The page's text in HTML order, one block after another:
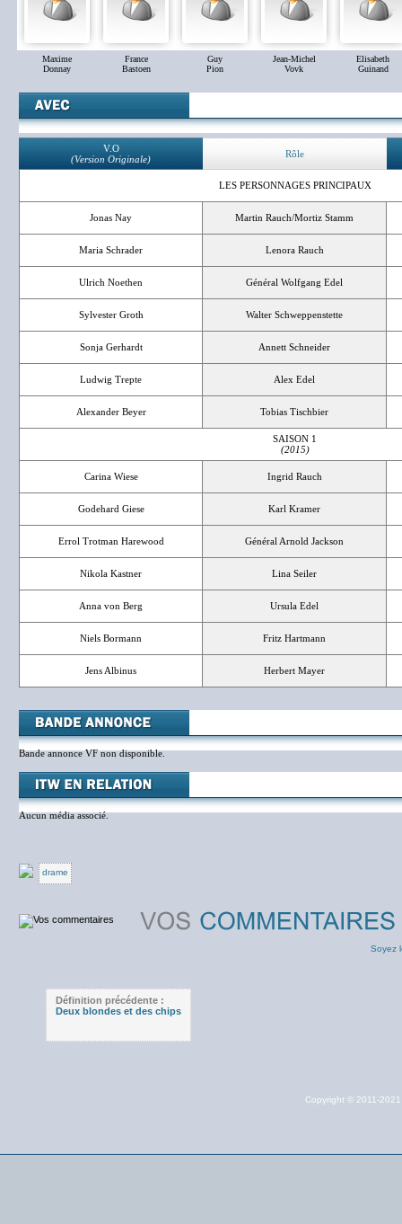
Maxime
Donnay
France
Bastoen
Guy
Pion
Jean-Michel
Vovk
Elisabeth
Guinand
V.O
(Version Originale)
Rôle
LES PERSONNAGES PRINCIPAUX
Jonas Nay Martin Rauch/Mortiz Stamm
Maria Schrader Lenora Rauch
Ulrich Noethen Général Wolfgang Edel
Sylvester Groth Walter Schweppenstette
Sonja Gerhardt Annett Schneider
Ludwig Trepte Alex Edel
Alexander Beyer Tobias Tischbier
SAISON 1
(2015)
Carina Wiese Ingrid Rauch
Godehard Giese Karl Kramer
Errol Trotman Harewood Général Arnold Jackson
Nikola Kastner Lina Seiler
Anna von Berg Ursula Edel
Niels Bormann Fritz Hartmann
Jens Albinus Herbert Mayer
Bande annonce VF non disponible.
Aucun média associé.
drame
Soyez
Définition précédente :
Deux blondes et des chips
Copyright © 2011-